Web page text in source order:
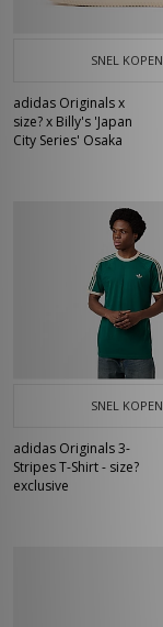
SNEL KOPEN
adidas Originals x
size? x Billy's 'Japan
City Series' Osaka
SNEL KOPEN
adidas Originals 3-
Stripes T-Shirt - size?
exclusive